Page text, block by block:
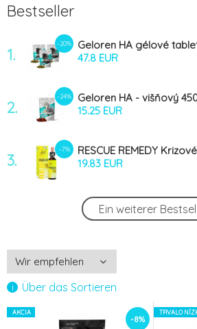
Bestseller
1.
-20%
Geloren HA gélové
47.8 EUR
2.
-24%
Geloren HA - višňový
15.25 EUR
3.
-7%
RESCUE REMEDY
19.83 EUR
DZS Tyčinka Ořechy +
0.99 EUR
5.
19.59 EUR
6.
Geloren Active -
20.11 EUR
Ein weiterer
Über das Sortieren
AKCIA
-8%
TRVALO